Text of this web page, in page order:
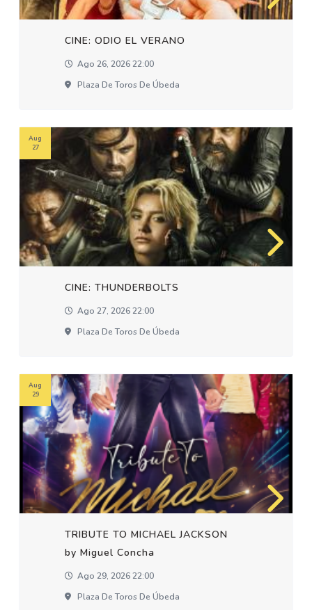
CINE: ODIO EL VERANO
Ago 26, 2026 22:00
Plaza De Toros De Úbeda
CINE: THUNDERBOLTS
Ago 27, 2026 22:00
Plaza De Toros De Úbeda
Aug
27
TRIBUTE TO MICHAEL JACKSON
by Miguel Concha
Ago 29, 2026 22:00
Plaza De Toros De Úbeda
Aug
29